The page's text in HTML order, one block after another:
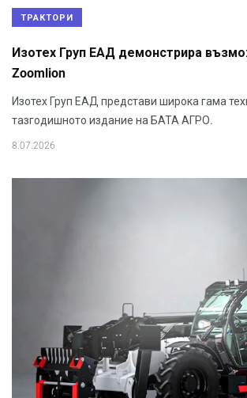
ТРАКТОРИ
Изотех Груп ЕАД демонстрира
Zoomlion
Изотех Груп ЕАД представи широка гама
тазгодишното издание на БАТА АГРО.
8.07.2026